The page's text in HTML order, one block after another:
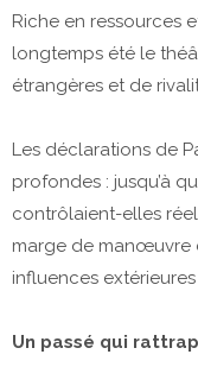
Riche en ressources
longtemps été le
étrangères et de
Les déclarations de
profondes : jusqu’à
contrôlaient-elles
marge de manœuvre
influences extérieures
Un passé qui